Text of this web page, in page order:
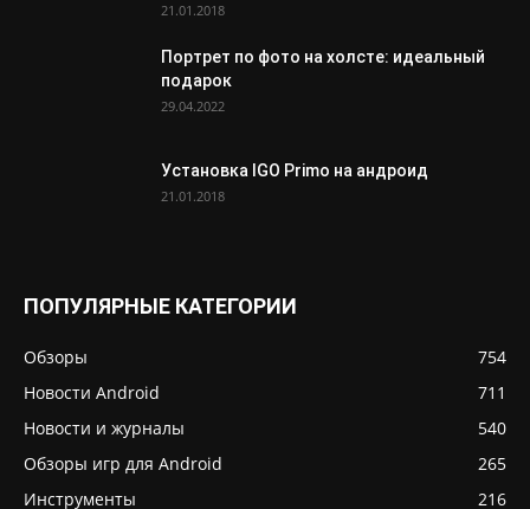
21.01.2018
Портрет по фото на холсте: идеальный
подарок
29.04.2022
Установка IGO Primo на андроид
21.01.2018
ПОПУЛЯРНЫЕ КАТЕГОРИИ
Обзоры
754
Новости Android
711
Новости и журналы
540
Обзоры игр для Android
265
Инструменты
216